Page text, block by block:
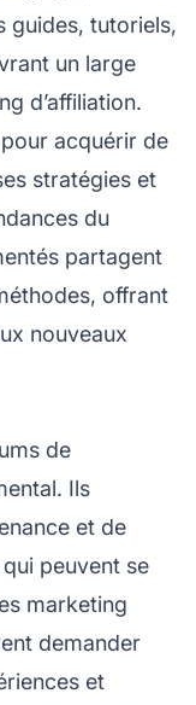
guides, tutoriels,
un large
d’affiliation.
acquérir de
stratégies et
du
partagent
offrant
nouveaux
de
Ils
et de
peuvent se
marketing
demander
et